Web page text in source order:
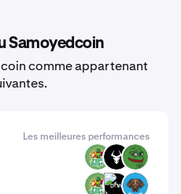
Samoyedcoin
comme appartenant
Les meilleures performances
PODGE BULL PEPE
PODGE DOW POOCH